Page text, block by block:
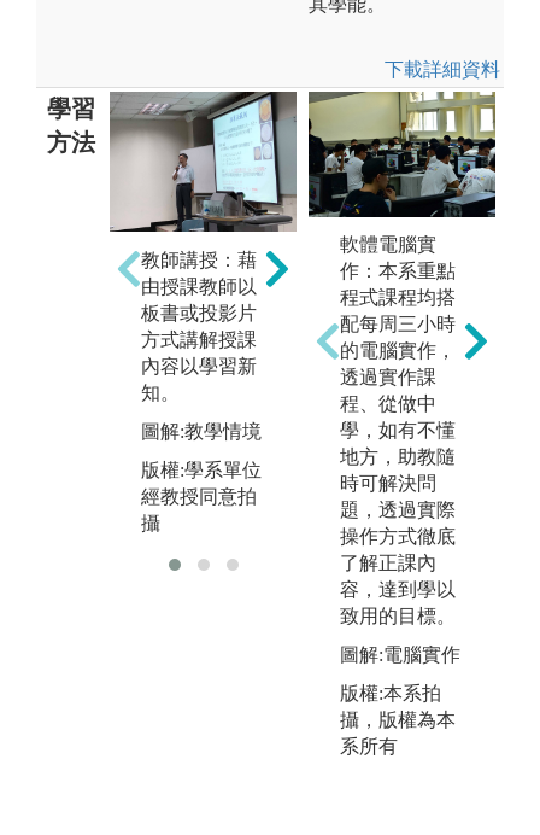
下載詳細資料
學習
方法
教師講授：藉
由授課教師以
板書或投影片
方式講解授課
內容以學習新
知。
圖解:教學情境
版權:學系單位
經教授同意拍
攝
分組討論：針
對特定議題進
行分組討論，
訓練邏輯分析
與團隊溝通的
能力。
圖解:學生討論
情境
版權:學系單位
經同學同意拍
攝
軟體電腦實
作：本系重點
程式課程均搭
配每周三小時
的電腦實作，
透過實作課
程、從做中
學，如有不懂
地方，助教隨
時可解決問
題，透過實際
操作方式徹底
了解正課內
容，達到學以
致用的目標。
圖解:電腦實作
版權:本系拍
攝，版權為本
系所有